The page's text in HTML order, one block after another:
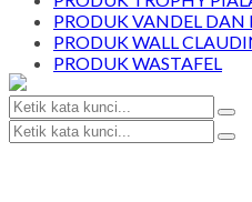
PRODUK VANDEL DAN
PRODUK WALL
PRODUK WASTAFEL